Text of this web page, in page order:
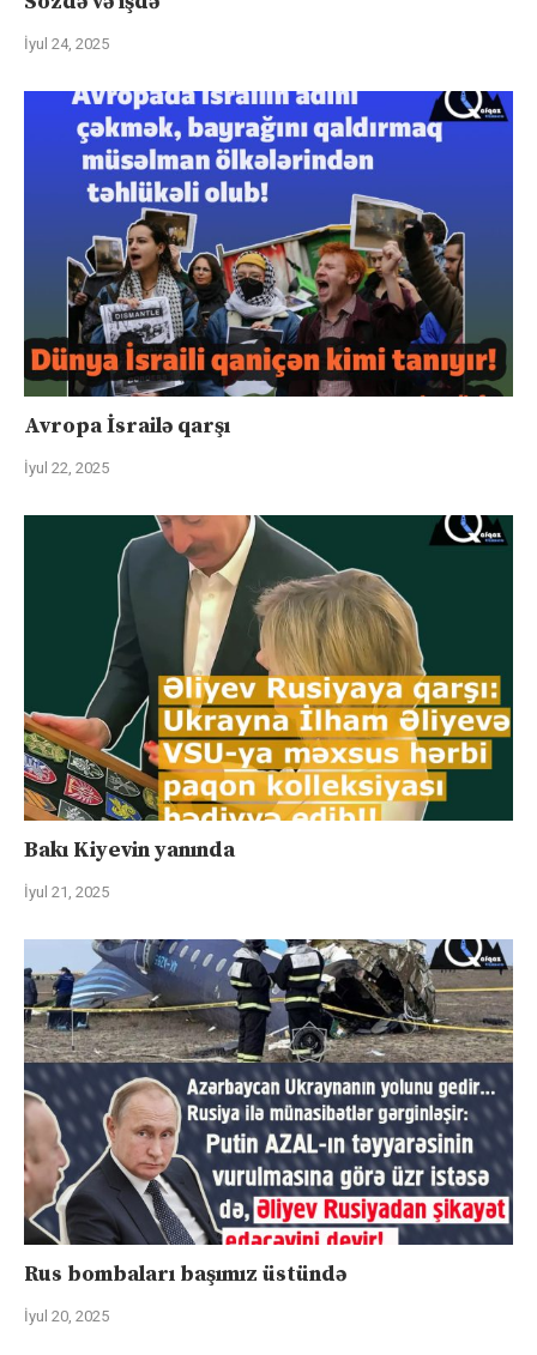
İyul 24, 2025
Avropa İsrailə qarşı
İyul 22, 2025
Bakı Kiyevin yanında
İyul 21, 2025
Rus bombaları başımız üstündə
İyul 20, 2025